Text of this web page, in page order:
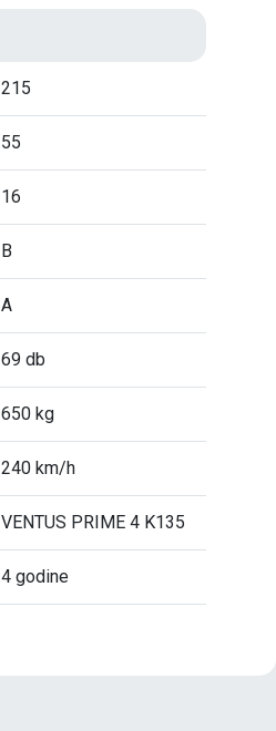
215
55
16
B
A
69 db
650 kg
240 km/h
VENTUS PRIME 4 K135
4 godine